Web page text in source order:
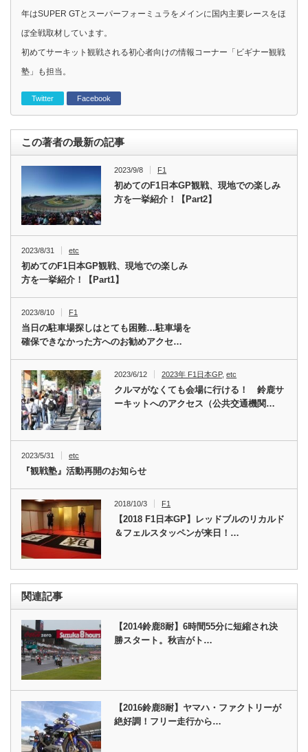
年はSUPER GTとスーパーフォーミュラをメインに国内主要レースをほ
ぼ全戦取材しています。
初めてサーキット観戦される初心者向けの情報コーナー「ビギナー観戦
塾」も担当。
Twitter Facebook
この著者の最新の記事
2023/9/8 F1
初めてのF1日本GP観戦、現地での楽しみ
方を一挙紹介！【Part2】
2023/8/31 etc
初めてのF1日本GP観戦、現地での楽しみ
方を一挙紹介！【Part1】
2023/8/10 F1
当日の駐車場探しはとても困難…駐車場を
確保できなかった方へのお勧めアクセ…
2023/6/12 2023年 F1日本GP,etc
クルマがなくても会場に行ける！ 鈴鹿サ
ーキットへのアクセス（公共交通機関…
2023/5/31 etc
『観戦塾』活動再開のお知らせ
2018/10/3 F1
【2018 F1日本GP】レッドブルのリカルド
＆フェルスタッペンが来日！…
関連記事
【2014鈴鹿8耐】6時間55分に短縮され決
勝スタート。秋吉がト…
【2016鈴鹿8耐】ヤマハ・ファクトリーが
絶好調！フリー走行から…